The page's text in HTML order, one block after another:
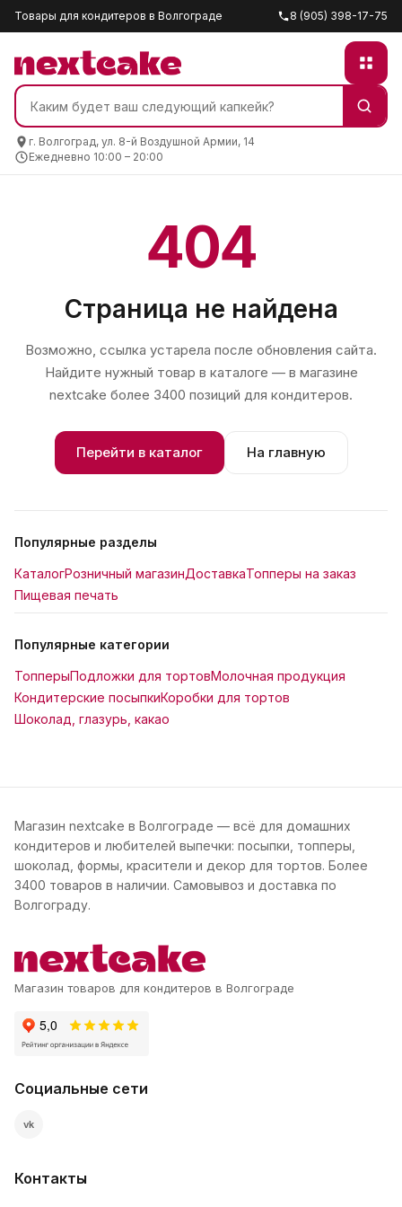
Товары для кондитеров в Волгограде 8 (905) 398-17-75
г. Волгоград, ул. 8-й Воздушной Армии, 14
Ежедневно 10:00 – 20:00
404
Страница не найдена
Возможно, ссылка устарела после обновления сайта.
Найдите нужный товар в каталоге — в магазине
nextcake более 3400 позиций для кондитеров.
Перейти в каталог На главную
Популярные разделы
КаталогРозничный магазинДоставкаТопперы на заказ
Пищевая печать
Популярные категории
ТопперыПодложки для тортовМолочная продукция
Кондитерские посыпкиКоробки для тортов
Шоколад, глазурь, какао
Магазин nextcake в Волгограде — всё для домашних
кондитеров и любителей выпечки: посыпки, топперы,
шоколад, формы, красители и декор для тортов. Более
3400 товаров в наличии. Самовывоз и доставка по
Волгограду.
Магазин товаров для кондитеров в Волгограде
Социальные сети
vk
Контакты